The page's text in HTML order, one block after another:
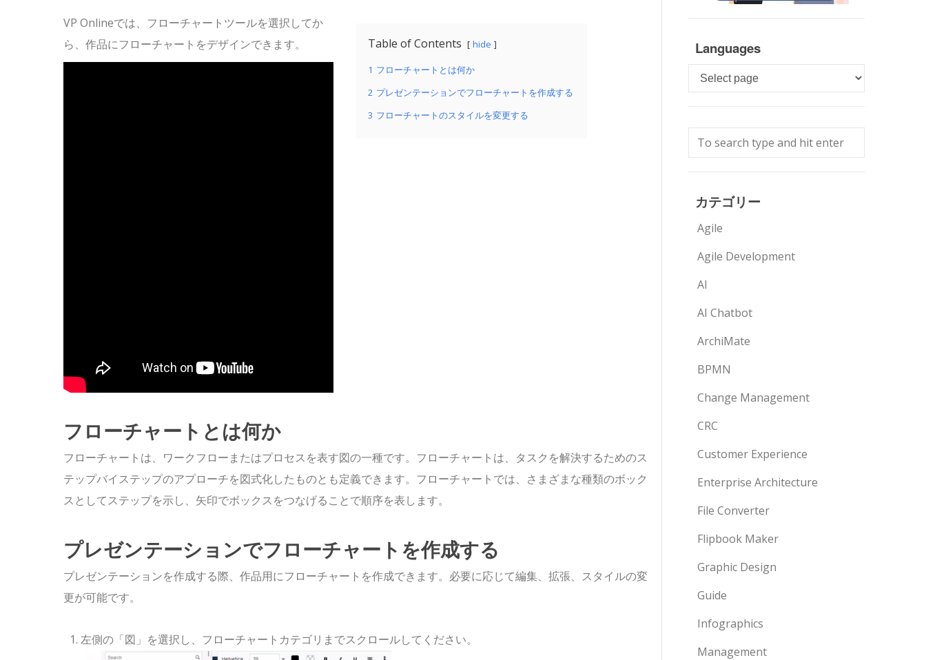
Table of Contents hide
1 フローチャートとは何か
2 プレゼンテーションでフローチャートを作成する
3 フローチャートのスタイルを変更する
VP Onlineでは、フローチャートツールを選択してか
ら、作品にフローチャートをデザインできます。
フローチャートとは何か
フローチャートは、ワークフローまたはプロセスを表す図の一種です。フローチャートは、タスクを解決するためのス
テップバイステップのアプローチを図式化したものとも定義できます。フローチャートでは、さまざまな種類のボック
スとしてステップを示し、矢印でボックスをつなげることで順序を表します。
プレゼンテーションでフローチャートを作成する
プレゼンテーションを作成する際、作品用にフローチャートを作成できます。必要に応じて編集、拡張、スタイルの変
更が可能です。
左側の「図」を選択し、フローチャートカテゴリまでスクロールしてください。
Languages
Languages
カテゴリー
Agile
Agile Development
AI
AI Chatbot
ArchiMate
BPMN
Change Management
CRC
Customer Experience
Enterprise Architecture
File Converter
Flipbook Maker
Graphic Design
Guide
Infographics
Management